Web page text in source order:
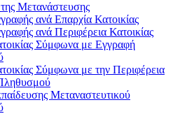
Μετανάστευσης
ανά Επαρχία Κατοικίας
ανά Περιφέρεια Κατοικίας
Σύμφωνα με Εγγραφή
Σύμφωνα με την Περιφέρεια
Μεταναστευτικού